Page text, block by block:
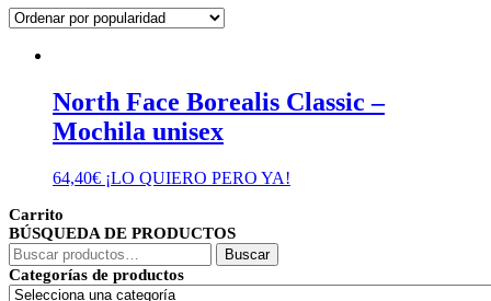
North Face Borealis Classic –
Mochila unisex
64,40€ ¡LO QUIERO PERO YA!
Carrito
BÚSQUEDA DE PRODUCTOS
Buscar
por:
Buscar
Categorías de productos